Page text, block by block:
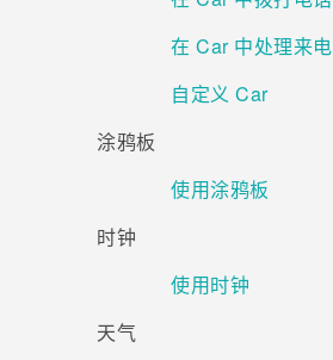
在 Car 中处理来电
自定义 Car
涂鸦板
使用涂鸦板
时钟
使用时钟
天气